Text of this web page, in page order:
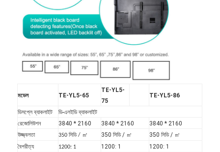
মডেল TE-YL5-65
TE-YL5-
75
TE-YL5-86
ডিসপ্লে ব্যাকলাইট
ডি-এলইডি ব্যাকলাইট
রেজোলিউশন
3840 * 2160 3840 * 2160
3840 * 2160
উজ্জ্বলতা
350 সিডি / ㎡ 350 সিডি / ㎡
350 সিডি / ㎡
বৈপরীত্য
1200: 1 1200: 1
1200: 1